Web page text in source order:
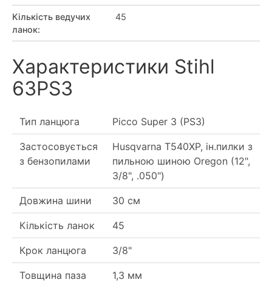
Кількість ведучих
ланок:
45
Характеристики Stihl
63PS3
Тип ланцюга Picco Super 3 (PS3)
Застосовується
з бензопилами
Husqvarna T540XP, ін.пилки з
пильною шиною Oregon (12",
3/8", .050")
Довжина шини 30 см
Кількість ланок 45
Крок ланцюга 3/8"
Товщина паза 1,3 мм